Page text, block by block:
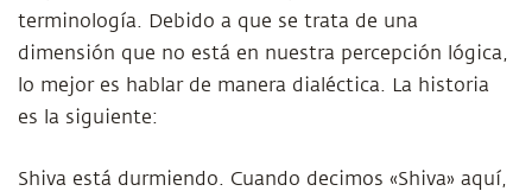
terminología. Debido a que se trata de una
dimensión que no está en nuestra percepción lógica,
lo mejor es hablar de manera dialéctica. La historia
es la siguiente:
Shiva está durmiendo. Cuando decimos «Shiva» aquí,